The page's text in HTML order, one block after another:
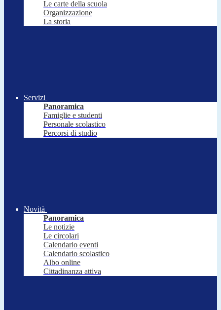
Le carte della scuola
Organizzazione
La storia
Servizi
Panoramica
Famiglie e studenti
Personale scolastico
Percorsi di studio
Novità
Panoramica
Le notizie
Le circolari
Calendario eventi
Calendario scolastico
Albo online
Cittadinanza attiva